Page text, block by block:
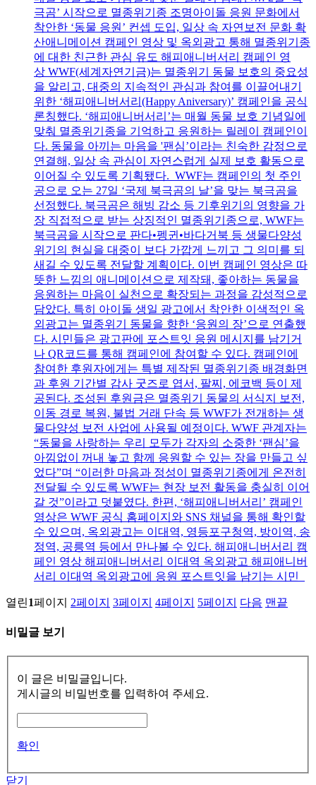
극곰’ 시작으로 멸종위기종 조명아이돌 응원 문화에서
착안한 ‘동물 응원’ 컨셉 도입, 일상 속 자연보전 문화 확
산애니메이션 캠페인 영상 및 옥외광고 통해 멸종위기종
에 대한 친근한 관심 유도 해피애니버서리 캠페인 영
상 WWF(세계자연기금)는 멸종위기 동물 보호의 중요성
을 알리고, 대중의 지속적인 관심과 참여를 이끌어내기
위한 ‘해피애니버서리(Happy Aniversary)’ 캠페인을 공식
론칭했다. ‘해피애니버서리’는 매월 동물 보호 기념일에
맞춰 멸종위기종을 기억하고 응원하는 릴레이 캠페인이
다. 동물을 아끼는 마음을 '팬심’이라는 친숙한 감정으로
연결해, 일상 속 관심이 자연스럽게 실제 보호 활동으로
이어질 수 있도록 기획됐다. WWF는 캠페인의 첫 주인
공으로 오는 27일 ‘국제 북극곰의 날’을 맞는 북극곰을
선정했다. 북극곰은 해빙 감소 등 기후위기의 영향을 가
장 직접적으로 받는 상징적인 멸종위기종으로, WWF는
북극곰을 시작으로 판다•펭귄•바다거북 등 생물다양성
위기의 현실을 대중이 보다 가깝게 느끼고 그 의미를 되
새길 수 있도록 전달할 계획이다. 이번 캠페인 영상은 따
뜻한 느낌의 애니메이션으로 제작돼, 좋아하는 동물을
응원하는 마음이 실천으로 확장되는 과정을 감성적으로
담았다. 특히 아이돌 생일 광고에서 착안한 이색적인 옥
외광고는 멸종위기 동물을 향한 ‘응원의 장’으로 연출했
다. 시민들은 광고판에 포스트잇 응원 메시지를 남기거
나 QR코드를 통해 캠페인에 참여할 수 있다. 캠페인에
참여한 후원자에게는 특별 제작된 멸종위기종 배경화면
과 후원 기간별 감사 굿즈로 엽서, 팔찌, 에코백 등이 제
공된다. 조성된 후원금은 멸종위기 동물의 서식지 보전,
이동 경로 복원, 불법 거래 단속 등 WWF가 전개하는 생
물다양성 보전 사업에 사용될 예정이다. WWF 관계자는
“동물을 사랑하는 우리 모두가 각자의 소중한 ‘팬심’을
아낌없이 꺼내 놓고 함께 응원할 수 있는 장을 만들고 싶
었다”며 “이러한 마음과 정성이 멸종위기종에게 온전히
전달될 수 있도록 WWF는 현장 보전 활동을 충실히 이어
갈 것”이라고 덧붙였다. 한편, ‘해피애니버서리’ 캠페인
영상은 WWF 공식 홈페이지와 SNS 채널을 통해 확인할
수 있으며, 옥외광고는 이대역, 영등포구청역, 방이역, 송
정역, 공릉역 등에서 만나볼 수 있다. 해피애니버서리 캠
페인 영상 해피애니버서리 이대역 옥외광고 해피애니버
서리 이대역 옥외광고에 응원 포스트잇을 남기는 시민
열린1페이지 2페이지 3페이지 4페이지 5페이지 다음 맨끝
비밀글 보기
이 글은 비밀글입니다.
게시글의 비밀번호를 입력하여 주세요.
확인
닫기